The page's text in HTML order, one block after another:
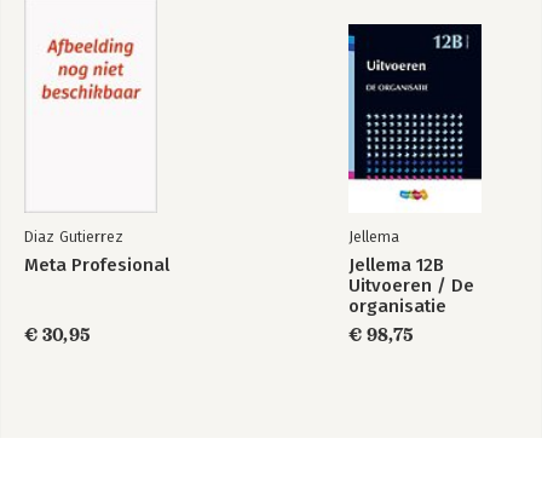
Diaz Gutierrez
Meta Profesional
€ 30,95
Jellema
Jellema 12B
Uitvoeren / De
organisatie
€ 98,75